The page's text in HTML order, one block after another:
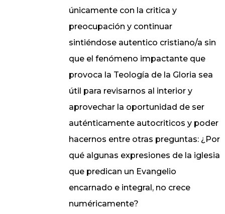
únicamente con la critica y
preocupación y continuar
sintiéndose autentico cristiano/a sin
que el fenómeno impactante que
provoca la Teología de la Gloria sea
útil para revisarnos al interior y
aprovechar la oportunidad de ser
auténticamente autocriticos y poder
hacernos entre otras preguntas: ¿Por
qué algunas expresiones de la iglesia
que predican un Evangelio
encarnado e integral, no crece
numéricamente?